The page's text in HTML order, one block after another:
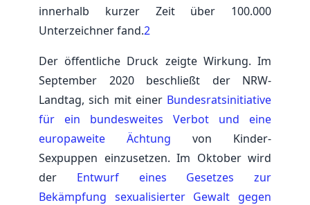
innerhalb kurzer Zeit über 100.000
Unterzeichner fand.2
Der öffentliche Druck zeigte Wirkung. Im
September 2020 beschließt der NRW-
Landtag, sich mit einer Bundesratsinitiative
für ein bundesweites Verbot und eine
europaweite Ächtung von Kinder-
Sexpuppen einzusetzen. Im Oktober wird
der Entwurf eines Gesetzes zur
Bekämpfung sexualisierter Gewalt gegen